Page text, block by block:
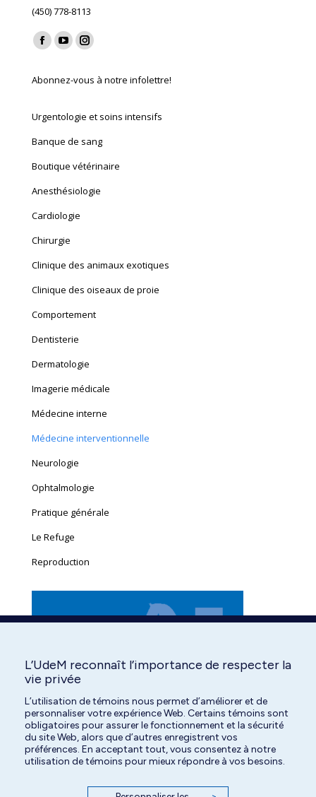
(450) 778-8113
Find us on:
Facebook
opens
new
window
YouTube
opens
new
window
Instagram
opens
new
window
Abonnez-vous à notre infolettre!
Urgentologie et soins intensifs
Banque de sang
Boutique vétérinaire
Anesthésiologie
Cardiologie
Chirurgie
Clinique des animaux exotiques
Clinique des oiseaux de proie
Comportement
Dentisterie
Dermatologie
Imagerie médicale
Médecine interne
Médecine interventionnelle
Neurologie
Ophtalmologie
Pratique générale
Le Refuge
Reproduction
L’UdeM reconnaît l’importance de respecter la
vie privée
L’utilisation de témoins nous permet d’améliorer et de
personnaliser votre expérience Web. Certains témoins sont
obligatoires pour assurer le fonctionnement et la sécurité
du site Web, alors que d’autres enregistrent vos
préférences. En acceptant tout, vous consentez à notre
utilisation de témoins pour mieux répondre à vos besoins.